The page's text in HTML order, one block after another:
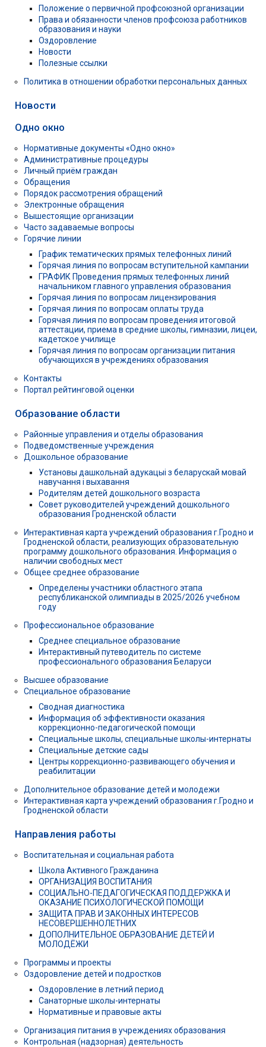
Положение о первичной профсоюзной организации
Права и обязанности членов профсоюза работников
образования и науки
Оздоровление
Новости
Полезные ссылки
Политика в отношении обработки персональных данных
Новости
Одно окно
Нормативные документы «Одно окно»
Административные процедуры
Личный приём граждан
Обращения
Порядок рассмотрения обращений
Электронные обращения
Вышестоящие организации
Часто задаваемые вопросы
Горячие линии
График тематических прямых телефонных линий
Горячая линия по вопросам вступительной кампании
ГРАФИК Проведения прямых телефонных линий
начальником главного управления образования
Горячая линия по вопросам лицензирования
Горячая линия по вопросам оплаты труда
Горячая линия по вопросам проведения итоговой
аттестации, приема в средние школы, гимназии, лицеи,
кадетское училище
Горячая линия по вопросам организации питания
обучающихся в учреждениях образования
Контакты
Портал рейтинговой оценки
Образование области
Районные управления и отделы образования
Подведомственные учреждения
Дошкольное образование
Установы дашкольнай адукацыі з беларускай мовай
навучання і выхавання
Родителям детей дошкольного возраста
Совет руководителей учреждений дошкольного
образования Гродненской области
Интерактивная карта учреждений образования г.Гродно и
Гродненской области, реализующих образовательную
программу дошкольного образования. Информация о
наличии свободных мест
Общее среднее образование
Определены участники областного этапа
республиканской олимпиады в 2025/2026 учебном
году
Профессиональное образование
Среднее специальное образование
Интерактивный путеводитель по системе
профессионального образования Беларуси
Высшее образование
Специальное образование
Сводная диагностика
Информация об эффективности оказания
коррекционно-педагогической помощи
Специальные школы, специальные школы-интернаты
Специальные детские сады
Центры коррекционно-развивающего обучения и
реабилитации
Дополнительное образование детей и молодежи
Интерактивная карта учреждений образования г.Гродно и
Гродненской области
Направления работы
Воспитательная и социальная работа
Школа Активного Гражданина
ОРГАНИЗАЦИЯ ВОСПИТАНИЯ
СОЦИАЛЬНО-ПЕДАГОГИЧЕСКАЯ ПОДДЕРЖКА И
ОКАЗАНИЕ ПСИХОЛОГИЧЕСКОЙ ПОМОЩИ
ЗАЩИТА ПРАВ И ЗАКОННЫХ ИНТЕРЕСОВ
НЕСОВЕРШЕННОЛЕТНИХ
ДОПОЛНИТЕЛЬНОЕ ОБРАЗОВАНИЕ ДЕТЕЙ И
МОЛОДЁЖИ
Программы и проекты
Оздоровление детей и подростков
Оздоровление в летний период
Санаторные школы-интернаты
Нормативные и правовые акты
Организация питания в учреждениях образования
Контрольная (надзорная) деятельность